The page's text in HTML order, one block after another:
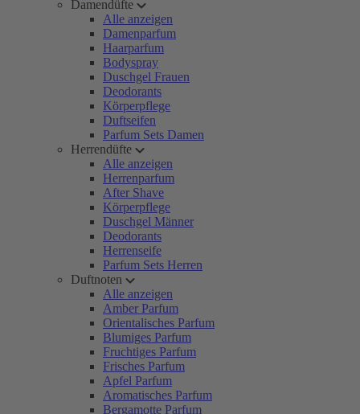
Damendüfte
Alle anzeigen
Damenparfum
Haarparfum
Bodyspray
Duschgel Frauen
Deodorants
Körperpflege
Duftseifen
Parfum Sets Damen
Herrendüfte
Alle anzeigen
Herrenparfum
After Shave
Körperpflege
Duschgel Männer
Deodorants
Herrenseife
Parfum Sets Herren
Duftnoten
Alle anzeigen
Amber Parfum
Orientalisches Parfum
Blumiges Parfum
Fruchtiges Parfum
Frisches Parfum
Apfel Parfum
Aromatisches Parfum
Bergamotte Parfum